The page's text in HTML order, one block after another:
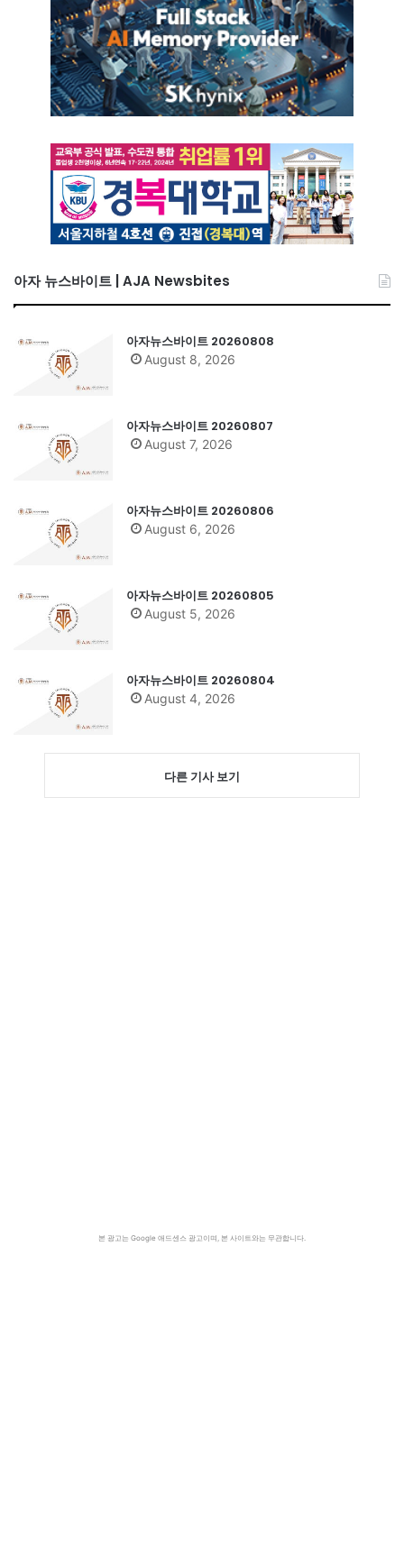
아자 뉴스바이트 | AJA Newsbites
아자뉴스바이트 20260808
August 8, 2026
아자뉴스바이트 20260807
August 7, 2026
아자뉴스바이트 20260806
August 6, 2026
아자뉴스바이트 20260805
August 5, 2026
아자뉴스바이트 20260804
August 4, 2026
다른 기사 보기
본 광고는 Google 애드센스 광고이며, 본 사이트와는 무관합니다.